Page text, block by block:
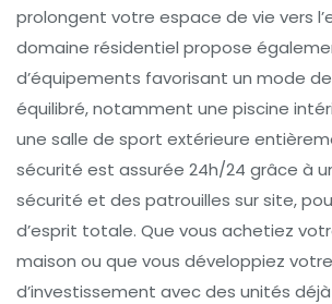
prolongent votre espace de vie vers
domaine résidentiel propose
d’équipements favorisant un mode
équilibré, notamment une piscine
une salle de sport extérieure
sécurité est assurée 24h/24 grâce à
sécurité et des patrouilles sur site,
d’esprit totale. Que vous achetiez
maison ou que vous développiez
d’investissement avec des unités